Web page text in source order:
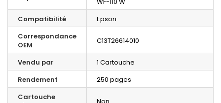
Compatibilité
Epson
Correspondance
OEM
C13T26614010
Vendu par
1 Cartouche
Rendement
250 pages
Cartouche
Non